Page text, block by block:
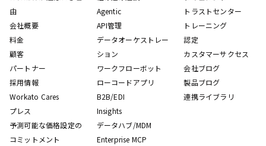
由
会社概要
料金
顧客
パートナー
採用情報
Workato Cares
プレス
予測可能な価格設定の
コミットメント
Agentic
API管理
データオーケストレー
ション
ワークフローボット
ローコードアプリ
B2B/EDI
Insights
データハブ/MDM
Enterprise MCP
トラストセンター
トレーニング
認定
カスタマーサクセス
会社ブログ
製品ブログ
連携ライブラリ